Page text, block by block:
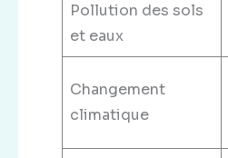
Pollution des sols
et eaux
Changement
climatique